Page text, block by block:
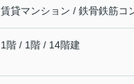
賃貸マンション / 鉄骨鉄筋コ
1階 / 1階 / 14階建